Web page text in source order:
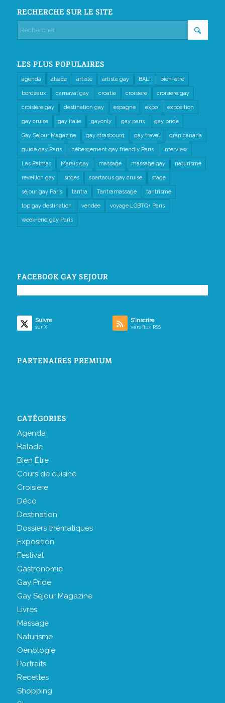
RECHERCHE SUR LE SITE
LES PLUS POPULAIRES
agenda alsace artiste artiste gay BALI bien-etre
bordeaux carnaval gay croatie croisiere croisiere gay
croisière gay destination gay espagne expo exposition
gay cruise gay italie gayonly gay paris gay pride
Gay Sejour Magazine gay strasbourg gay travel gran canaria
guide gay Paris hébergement gay friendly Paris interview
Las Palmas Marais gay massage massage gay naturisme
reveillon gay sitges spartacus gay cruise stage
séjour gay Paris tantra Tantramassage tantrisme
top gay destination vendée voyage LGBTQ+ Paris
week-end gay Paris
FACEBOOK GAY SEJOUR
Suivre
sur X
S’inscrire
vers flux RSS
PARTENAIRES PREMIUM
CATÉGORIES
Agenda
Balade
Bien Être
Cours de cuisine
Croisière
Déco
Destination
Dossiers thématiques
Exposition
Festival
Gastronomie
Gay Pride
Gay Sejour Magazine
Livres
Massage
Naturisme
Oenologie
Portraits
Recettes
Shopping